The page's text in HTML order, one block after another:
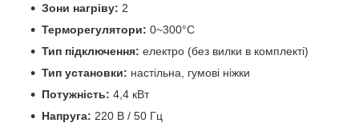
Зони нагріву: 2
Терморегулятори: 0~300°C
Тип підключення: електро (без вилки в комплекті)
Тип установки: настільна, гумові ніжки
Потужність: 4,4 кВт
Напруга: 220 В / 50 Гц